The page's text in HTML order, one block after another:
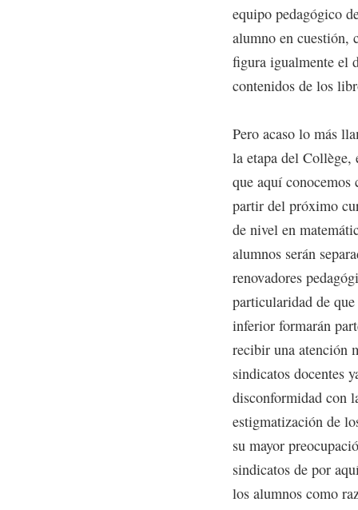
equipo pedagógico
alumno en cuestión,
figura igualmente el
contenidos de los
Pero acaso lo más
la etapa del Collège,
que aquí
partir del próximo
de nivel en
alumnos serán
renovadores
particularidad de
inferior formarán
recibir una atención
sindicatos docentes
disconformidad con
estigmatización de
su mayor
sindicatos de por
los alumnos como